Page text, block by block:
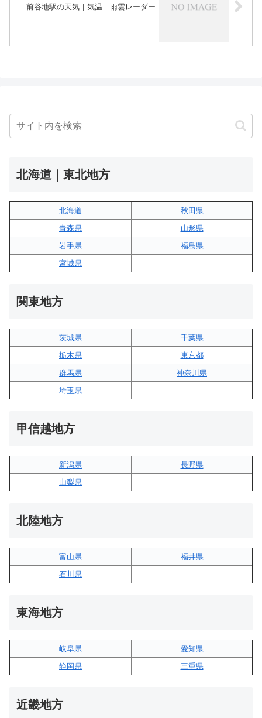
前谷地駅の天気｜気温｜雨雲レーダー
北海道｜東北地方
北海道
秋田県
青森県
山形県
岩手県
福島県
宮城県
–
関東地方
茨城県
千葉県
栃木県
東京都
群馬県
神奈川県
埼玉県
–
甲信越地方
新潟県
長野県
山梨県
–
北陸地方
富山県
福井県
石川県
–
東海地方
岐阜県
愛知県
静岡県
三重県
近畿地方